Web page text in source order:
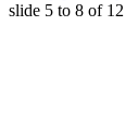
slide 5 to 8 of 12